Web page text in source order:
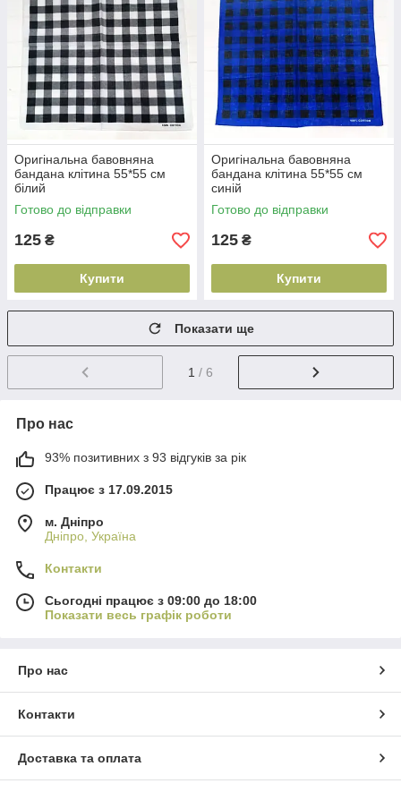
Оригінальна бавовняна
бандана клітина 55*55 см
білий
Готово до відправки
125 ₴
Купити
Оригінальна бавовняна
бандана клітина 55*55 см
синій
Готово до відправки
125 ₴
Купити
Показати ще
1 / 6
Про нас
93% позитивних з 93 відгуків за рік
Працює з 17.09.2015
м. Дніпро
Дніпро, Україна
Контакти
Сьогодні працює з 09:00 до 18:00
Показати весь графік роботи
Про нас
Контакти
Доставка та оплата